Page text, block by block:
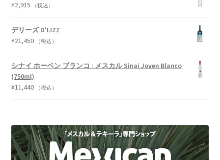
¥2,915 （税込）
デリーズ D'LIZZ
¥21,450 （税込）
シナイ ホーベン ブランコ : メスカル Sinai Joven Blanco
(750ml)
¥11,440 （税込）